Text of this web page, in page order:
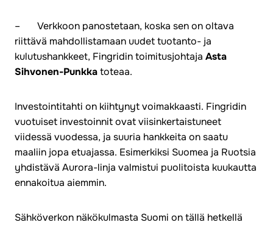
– Verkkoon panostetaan, koska sen on oltava
riittävä mahdollistamaan uudet tuotanto- ja
kulutushankkeet, Fingridin toimitusjohtaja Asta
Sihvonen-Punkkatoteaa.
Investointitahti on kiihtynyt voimakkaasti. Fingridin
vuotuiset investoinnit ovat viisinkertaistuneet
viidessä vuodessa, ja suuria hankkeita on saatu
maaliin jopa etuajassa. Esimerkiksi Suomea ja Ruotsia
yhdistävä Aurora-linja valmistui puolitoista kuukautta
ennakoitua aiemmin.
Sähköverkon näkökulmasta Suomi on tällä hetkellä